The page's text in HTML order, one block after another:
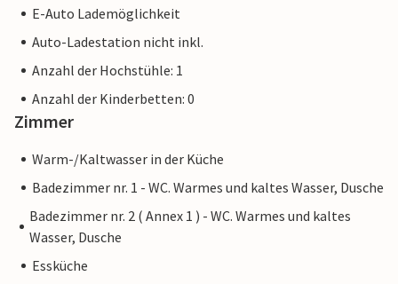
E-Auto Lademöglichkeit
Auto-Ladestation nicht inkl.
Anzahl der Hochstühle: 1
Anzahl der Kinderbetten: 0
Zimmer
Warm-/Kaltwasser in der Küche
Badezimmer nr. 1 - WC. Warmes und kaltes Wasser, Dusche
Badezimmer nr. 2 ( Annex 1 ) - WC. Warmes und kaltes
Wasser, Dusche
Essküche